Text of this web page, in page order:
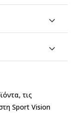
τις
Sport Vision